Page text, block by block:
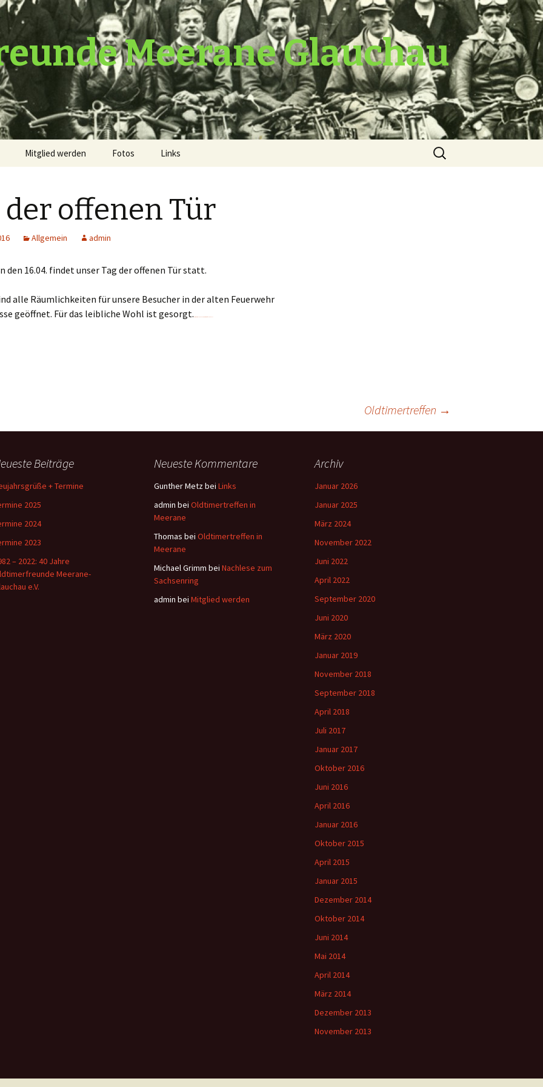
Meerane Glauchau
Mitglied werden Fotos Links
Suche
nach:
der offenen Tür
Allgemein admin
den 16.04. findet unser Tag der offenen Tür statt.
alle Räumlichkeiten für unsere Besucher in der alten Feuerwehr
geöffnet. Für das leibliche Wohl ist gesorgt.
Oldtimertreffen →
Beiträge
+ Termine
2025
2024
2023
– 2022: 40 Jahre
Meerane-
e.V.
Neueste Kommentare
Gunther Metzbei Links
admin bei Oldtimertreffen in
Meerane
Thomas bei Oldtimertreffen in
Meerane
Michael Grimm bei Nachlese zum
Sachsenring
admin bei Mitglied werden
Archiv
Januar 2026
Januar 2025
März 2024
November 2022
Juni 2022
April 2022
September 2020
Juni 2020
März 2020
Januar 2019
November 2018
September 2018
April 2018
Juli 2017
Januar 2017
Oktober 2016
Juni 2016
April 2016
Januar 2016
Oktober 2015
April 2015
Januar 2015
Dezember 2014
Oktober 2014
Juni 2014
Mai 2014
April 2014
März 2014
Dezember 2013
November 2013